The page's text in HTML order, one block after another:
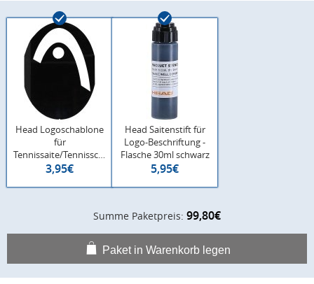
Head Logoschablone
für
Tennissaite/Tennisschläger
- 1 Stück
3,95€
Head Saitenstift für
Logo-Beschriftung -
Flasche 30ml schwarz
5,95€
Summe Paketpreis: 99,80€
Paket in Warenkorb legen